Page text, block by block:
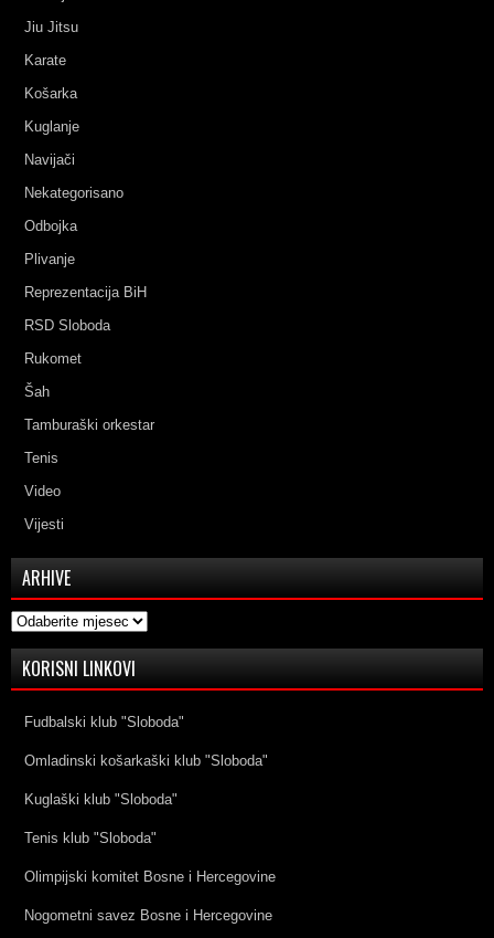
Jiu Jitsu
Karate
Košarka
Kuglanje
Navijači
Nekategorisano
Odbojka
Plivanje
Reprezentacija BiH
RSD Sloboda
Rukomet
Šah
Tamburaški orkestar
Tenis
Video
Vijesti
ARHIVE
Arhive
KORISNI LINKOVI
Fudbalski klub "Sloboda"
Omladinski košarkaški klub "Sloboda"
Kuglaški klub "Sloboda"
Tenis klub "Sloboda"
Olimpijski komitet Bosne i Hercegovine
Nogometni savez Bosne i Hercegovine